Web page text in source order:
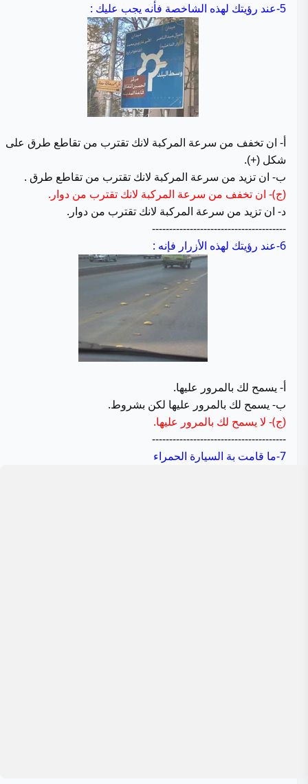
5- عند رؤيتك لهذه الشاخصة فأنه يجب عليك :
أ- ان تخفف من سرعة المركبة لانك تقترب من تقاطع طرق على
شكل (+).
ب- ان تزيد من سرعة المركبة لانك تقترب من تقاطع طرق .
(ج)- ان تخفف من سرعة المركبة لانك تقترب من دوار.
د- ان تزيد من سرعة المركبة لانك تقترب من دوار.
---------------------------------------
6- عند رؤيتك لهذه الأزرار فإنه :
أ- يسمح لك بالمرور عليها.
ب- يسمح لك بالمرور عليها لكن بشروط.
(ج)- لا يسمح لك بالمرور عليها.
---------------------------------------
7-ما قامت بة السيارة الحمراء